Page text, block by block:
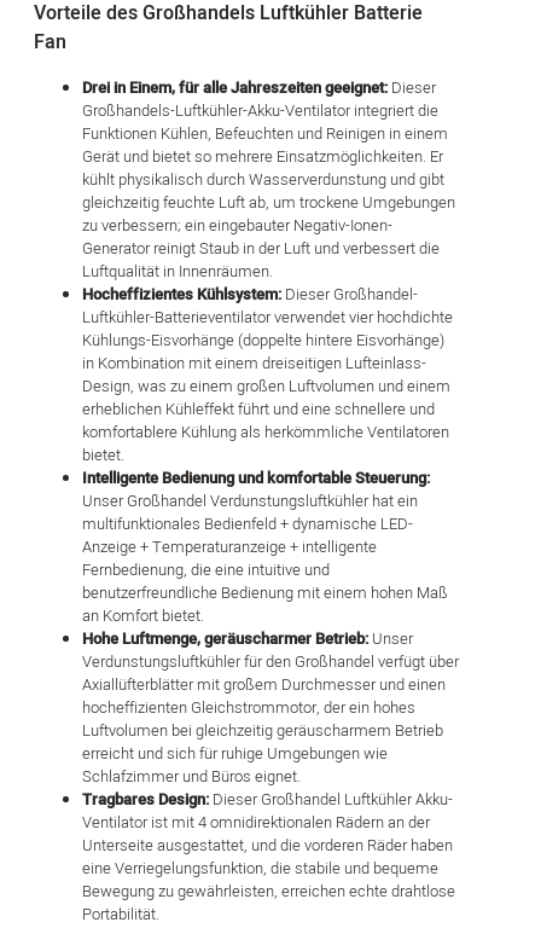
Vorteile des Großhandels Luftkühler Batterie
Fan
Drei in Einem, für alle Jahreszeiten geeignet:Dieser
Großhandels-Luftkühler-Akku-Ventilator integriert die
Funktionen Kühlen, Befeuchten und Reinigen in einem
Gerät und bietet so mehrere Einsatzmöglichkeiten. Er
kühlt physikalisch durch Wasserverdunstung und gibt
gleichzeitig feuchte Luft ab, um trockene Umgebungen
zu verbessern; ein eingebauter Negativ-Ionen-
Generator reinigt Staub in der Luft und verbessert die
Luftqualität in Innenräumen.
Hocheffizientes Kühlsystem:Dieser Großhandel-
Luftkühler-Batterieventilator verwendet vier hochdichte
Kühlungs-Eisvorhänge (doppelte hintere Eisvorhänge)
in Kombination mit einem dreiseitigen Lufteinlass-
Design, was zu einem großen Luftvolumen und einem
erheblichen Kühleffekt führt und eine schnellere und
komfortablere Kühlung als herkömmliche Ventilatoren
bietet.
Intelligente Bedienung und komfortable Steuerung:
Unser Großhandel Verdunstungsluftkühler hat ein
multifunktionales Bedienfeld + dynamische LED-
Anzeige + Temperaturanzeige + intelligente
Fernbedienung, die eine intuitive und
benutzerfreundliche Bedienung mit einem hohen Maß
an Komfort bietet.
Hohe Luftmenge, geräuscharmer Betrieb:Unser
Verdunstungsluftkühler für den Großhandel verfügt über
Axiallüfterblätter mit großem Durchmesser und einen
hocheffizienten Gleichstrommotor, der ein hohes
Luftvolumen bei gleichzeitig geräuscharmem Betrieb
erreicht und sich für ruhige Umgebungen wie
Schlafzimmer und Büros eignet.
Tragbares Design:Dieser Großhandel Luftkühler Akku-
Ventilator ist mit 4 omnidirektionalen Rädern an der
Unterseite ausgestattet, und die vorderen Räder haben
eine Verriegelungsfunktion, die stabile und bequeme
Bewegung zu gewährleisten, erreichen echte drahtlose
Portabilität.